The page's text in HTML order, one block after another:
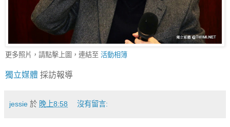
更多照片，請點擊上圖，連結至 活動相簿
獨立媒體 採訪報導
jessie 於 晚上8:58 沒有留言: